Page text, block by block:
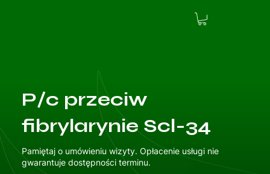
P/c przeciw
fibrylarynie Scl-34
Pamiętaj o umówieniu wizyty. Opłacenie usługi nie
gwarantuje dostępności terminu.